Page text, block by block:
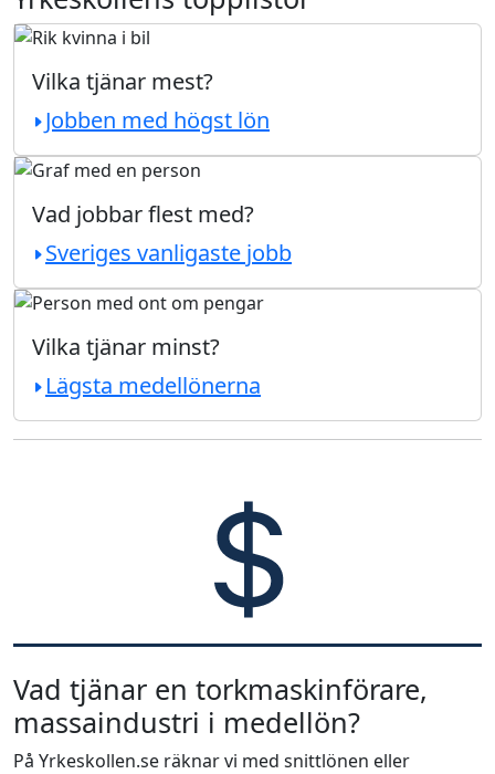
Vilka tjänar mest?
Jobben med högst lön
Vad jobbar flest med?
Sveriges vanligaste jobb
Vilka tjänar minst?
Lägsta medellönerna
Vad tjänar en torkmaskinförare,
massaindustri i medellön?
På Yrkeskollen.se räknar vi med snittlönen eller